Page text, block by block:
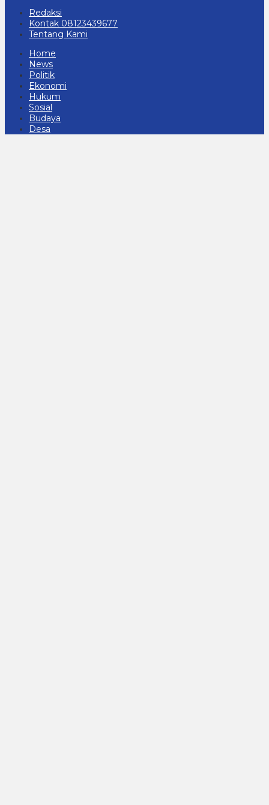
Redaksi
Kontak 08123439677
Tentang Kami
Home
News
Politik
Ekonomi
Hukum
Sosial
Budaya
Desa